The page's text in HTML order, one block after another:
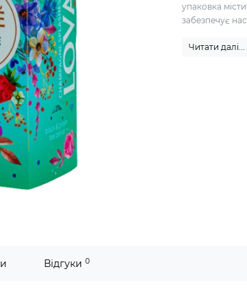
упаковка
забезпечує
Читати далі...
Відгуки 0